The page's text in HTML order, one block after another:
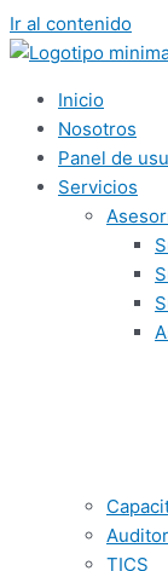
Ir al contenido
Inicio
Nosotros
Panel de
Servicios
TICS